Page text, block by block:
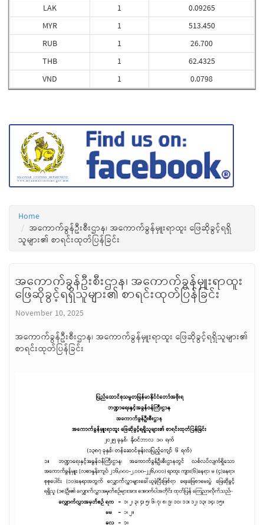
LAK
MYR
RUB
THB
VND
1
1
1
1
1
0.09265
513.450
26.700
62.4325
0.0798
Home
အကောက်ခွန်ဦးစီးဌာန၊ အကောက်ခွန်မှူးရာထူး ဖြေဆိုခွင့်ရရှိ
သူများ၏ စာရင်းထုတ်ပြန်ခြင်း
အကောက်ခွန်ဦးစီးဌာန၊ အကောက်ခွန်မှူးရာထူး
ဖြေဆိုခွင့်ရရှိသူများ၏ စာရင်းထုတ်ပြန်ခြင်း
November 10, 2025
အကောက်ခွန်ဦးစီးဌာန၊ အကောက်ခွန်မှူးရာထူး ဖြေဆိုခွင့်ရရှိသူများ၏
စာရင်းထုတ်ပြန်ခြင်း